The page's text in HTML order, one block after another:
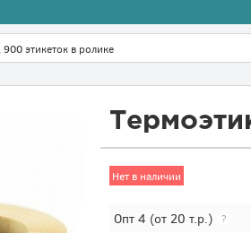
этикеток в ролике
Нет в наличии
Опт 4 (от 20 т.р.) ?